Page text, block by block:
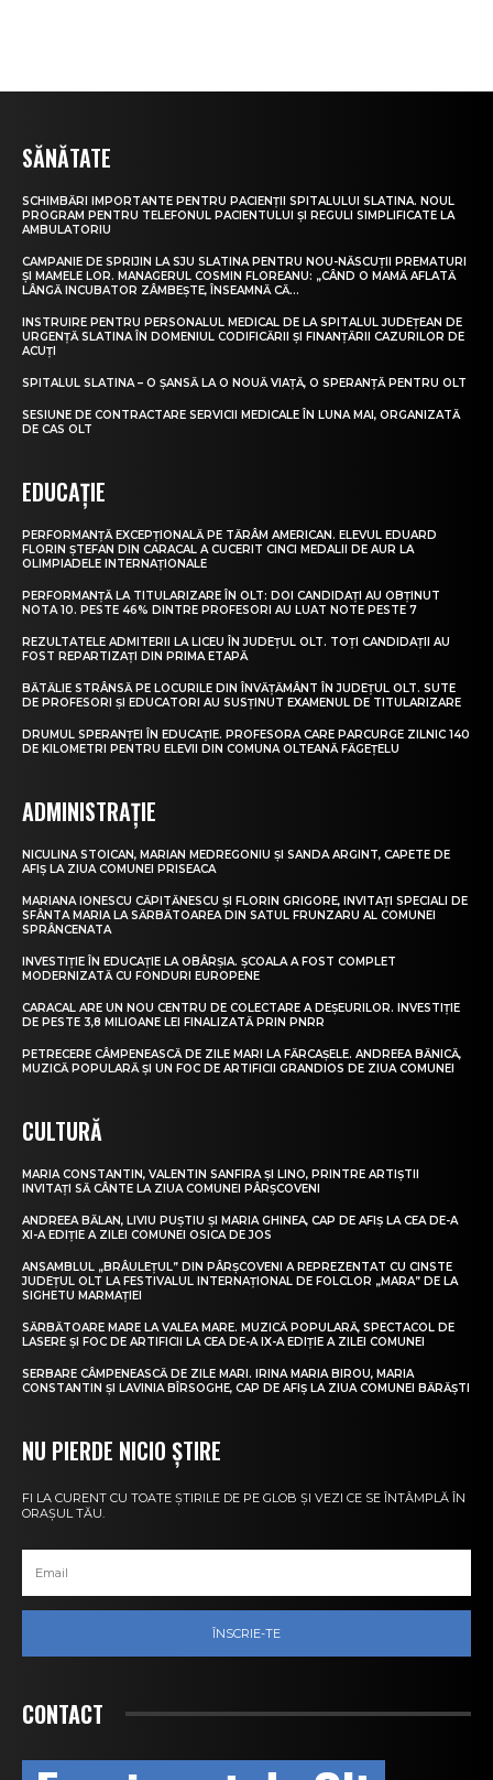
SĂNĂTATE
SCHIMBĂRI IMPORTANTE PENTRU PACIENȚII SPITALULUI SLATINA. NOUL
PROGRAM PENTRU TELEFONUL PACIENTULUI ȘI REGULI SIMPLIFICATE LA
AMBULATORIU
CAMPANIE DE SPRIJIN LA SJU SLATINA PENTRU NOU-NĂSCUȚII PREMATURI
ȘI MAMELE LOR. MANAGERUL COSMIN FLOREANU: „CÂND O MAMĂ AFLATĂ
LÂNGĂ INCUBATOR ZÂMBEȘTE, ÎNSEAMNĂ CĂ...
INSTRUIRE PENTRU PERSONALUL MEDICAL DE LA SPITALUL JUDEȚEAN DE
URGENȚĂ SLATINA ÎN DOMENIUL CODIFICĂRII ȘI FINANȚĂRII CAZURILOR DE
ACUȚI
SPITALUL SLATINA – O ȘANSĂ LA O NOUĂ VIAȚĂ, O SPERANȚĂ PENTRU OLT
SESIUNE DE CONTRACTARE SERVICII MEDICALE ÎN LUNA MAI, ORGANIZATĂ
DE CAS OLT
EDUCAȚIE
PERFORMANȚĂ EXCEPȚIONALĂ PE TĂRÂM AMERICAN. ELEVUL EDUARD
FLORIN ȘTEFAN DIN CARACAL A CUCERIT CINCI MEDALII DE AUR LA
OLIMPIADELE INTERNAȚIONALE
PERFORMANȚĂ LA TITULARIZARE ÎN OLT: DOI CANDIDAȚI AU OBȚINUT
NOTA 10. PESTE 46% DINTRE PROFESORI AU LUAT NOTE PESTE 7
REZULTATELE ADMITERII LA LICEU ÎN JUDEȚUL OLT. TOȚI CANDIDAȚII AU
FOST REPARTIZAȚI DIN PRIMA ETAPĂ
BĂTĂLIE STRÂNSĂ PE LOCURILE DIN ÎNVĂȚĂMÂNT ÎN JUDEȚUL OLT. SUTE
DE PROFESORI ȘI EDUCATORI AU SUSȚINUT EXAMENUL DE TITULARIZARE
DRUMUL SPERANȚEI ÎN EDUCAȚIE. PROFESORA CARE PARCURGE ZILNIC 140
DE KILOMETRI PENTRU ELEVII DIN COMUNA OLTEANĂ FĂGEȚELU
ADMINISTRAȚIE
NICULINA STOICAN, MARIAN MEDREGONIU ȘI SANDA ARGINT, CAPETE DE
AFIȘ LA ZIUA COMUNEI PRISEACA
MARIANA IONESCU CĂPITĂNESCU ȘI FLORIN GRIGORE, INVITAȚI SPECIALI DE
SFÂNTA MARIA LA SĂRBĂTOAREA DIN SATUL FRUNZARU AL COMUNEI
SPRÂNCENATA
INVESTIȚIE ÎN EDUCAȚIE LA OBÂRȘIA. ȘCOALA A FOST COMPLET
MODERNIZATĂ CU FONDURI EUROPENE
CARACAL ARE UN NOU CENTRU DE COLECTARE A DEȘEURILOR. INVESTIȚIE
DE PESTE 3,8 MILIOANE LEI FINALIZATĂ PRIN PNRR
PETRECERE CÂMPENEASCĂ DE ZILE MARI LA FĂRCAȘELE. ANDREEA BĂNICĂ,
MUZICĂ POPULARĂ ȘI UN FOC DE ARTIFICII GRANDIOS DE ZIUA COMUNEI
CULTURĂ
MARIA CONSTANTIN, VALENTIN SANFIRA ȘI LINO, PRINTRE ARTIȘTII
INVITAȚI SĂ CÂNTE LA ZIUA COMUNEI PÂRȘCOVENI
ANDREEA BĂLAN, LIVIU PUȘTIU ȘI MARIA GHINEA, CAP DE AFIȘ LA CEA DE-A
XI-A EDIȚIE A ZILEI COMUNEI OSICA DE JOS
ANSAMBLUL „BRÂULEȚUL” DIN PÂRȘCOVENI A REPREZENTAT CU CINSTE
JUDEȚUL OLT LA FESTIVALUL INTERNAȚIONAL DE FOLCLOR „MARA” DE LA
SIGHETU MARMAȚIEI
SĂRBĂTOARE MARE LA VALEA MARE. MUZICĂ POPULARĂ, SPECTACOL DE
LASERE ȘI FOC DE ARTIFICII LA CEA DE-A IX-A EDIȚIE A ZILEI COMUNEI
SERBARE CÂMPENEASCĂ DE ZILE MARI. IRINA MARIA BIROU, MARIA
CONSTANTIN ȘI LAVINIA BÎRSOGHE, CAP DE AFIȘ LA ZIUA COMUNEI BĂRĂȘTI
NU PIERDE NICIO ȘTIRE
FI LA CURENT CU TOATE ȘTIRILE DE PE GLOB ȘI VEZI CE SE ÎNTÂMPLĂ ÎN
ORAȘUL TĂU.
ÎNSCRIE-TE
CONTACT